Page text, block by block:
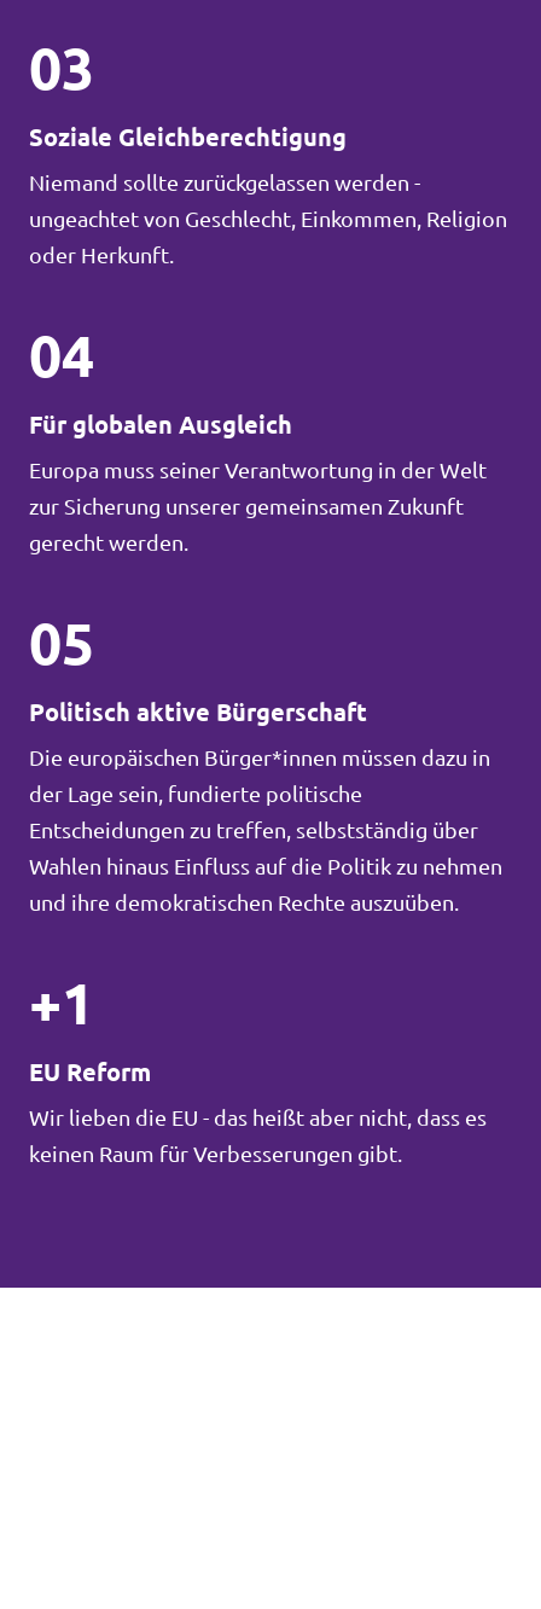
03
Soziale Gleichberechtigung
Niemand sollte zurückgelassen werden -
ungeachtet von Geschlecht, Einkommen, Religion
oder Herkunft.
04
Für globalen Ausgleich
Europa muss seiner Verantwortung in der Welt
zur Sicherung unserer gemeinsamen Zukunft
gerecht werden.
05
Politisch aktive Bürgerschaft
Die europäischen Bürger*innen müssen dazu in
der Lage sein, fundierte politische
Entscheidungen zu treffen, selbstständig über
Wahlen hinaus Einfluss auf die Politik zu nehmen
und ihre demokratischen Rechte auszuüben.
+1
EU Reform
Wir lieben die EU - das heißt aber nicht, dass es
keinen Raum für Verbesserungen gibt.